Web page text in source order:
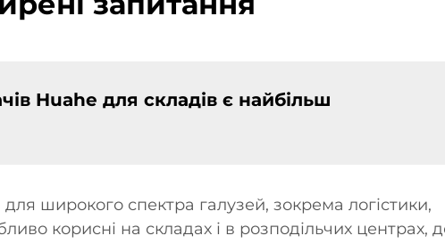
Huahe для складів є найбільш
широкого спектра галузей, зокрема логістики,
корисні на складах і в розподільчих центрах,